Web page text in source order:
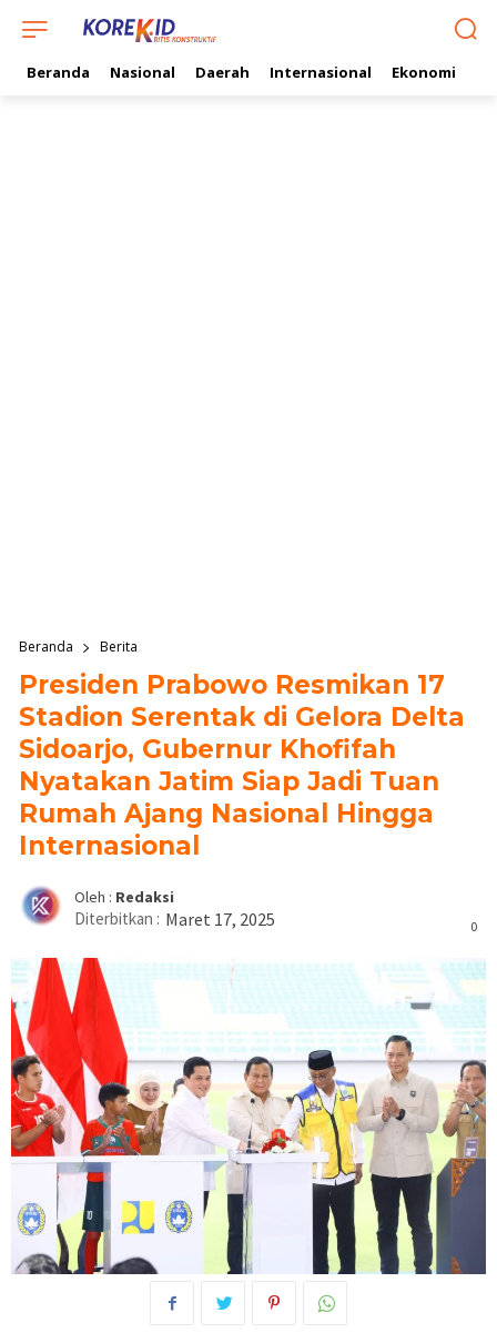
Beranda Nasional Daerah Internasional Ekonomi
Beranda Berita
Presiden Prabowo Resmikan 17
Stadion Serentak di Gelora Delta
Sidoarjo, Gubernur Khofifah
Nyatakan Jatim Siap Jadi Tuan
Rumah Ajang Nasional Hingga
Internasional
Oleh : Redaksi
0
Diterbitkan : Maret 17, 2025